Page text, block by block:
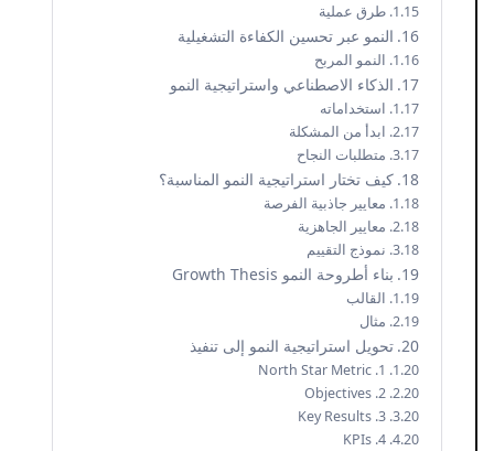
طرق عملية
النمو عبر تحسين الكفاءة التشغيلية
النمو المربح
الذكاء الاصطناعي واستراتيجية النمو
استخداماته
ابدأ من المشكلة
متطلبات النجاح
كيف تختار استراتيجية النمو المناسبة؟
معايير جاذبية الفرصة
معايير الجاهزية
نموذج التقييم
بناء أطروحة النمو Growth Thesis
القالب
مثال
تحويل استراتيجية النمو إلى تنفيذ
1. North Star Metric
2. Objectives
3. Key Results
4. KPIs